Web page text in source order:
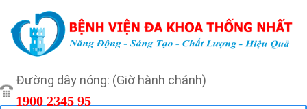
Đường dây nóng: (Giờ hành chánh)
1900 2345 95